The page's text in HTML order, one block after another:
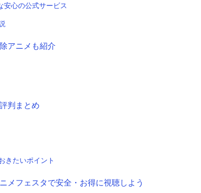
安心の公式サービス
アニメも紹介
判まとめ
きたいポイント
メフェスタで安全・お得に視聴しよう